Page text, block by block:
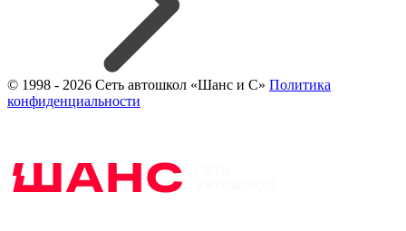
© 1998 - 2026 Сеть автошкол «Шанс и С» Политика
конфиденциальности